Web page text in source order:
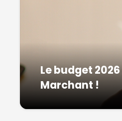
Le budget
Marchant !